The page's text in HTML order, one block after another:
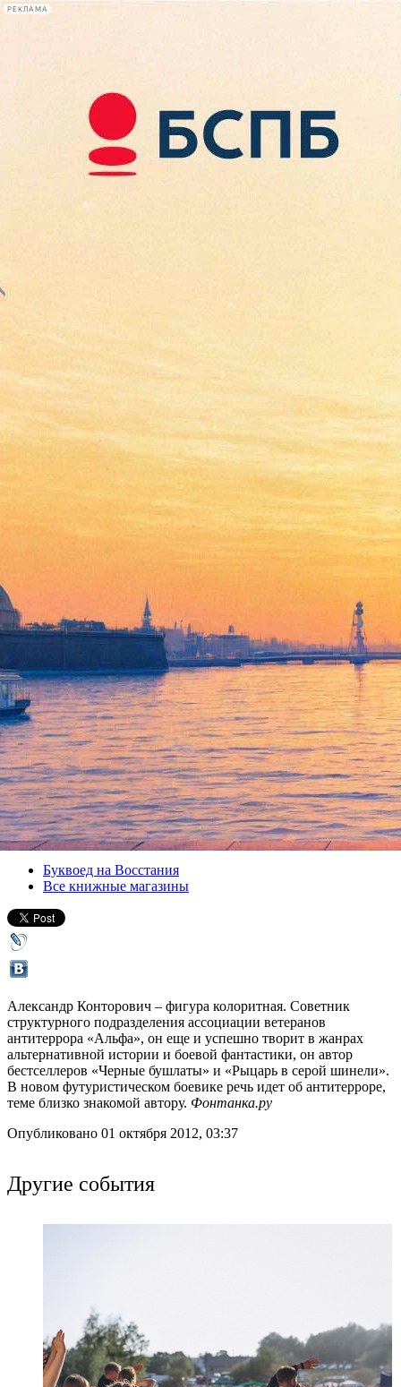
РЕКЛАМА
Сегодня:
2026.08.08
08:30
Афиша Plus
Встреча с Александром
Конторовичем. Презентация
книги «Имперец. Книга I.
Живым не брать!»
03 октября 2012, среда,19.00
Версия для печати
Все книги
Буквоед на Восстания
Все книжные магазины
Александр Конторович – фигура колоритная. Советник
структурного подразделения ассоциации ветеранов
антитеррора «Альфа», он еще и успешно творит в жанрах
альтернативной истории и боевой фантастики, он автор
бестселлеров «Черные бушлаты» и «Рыцарь в серой шинели».
В новом футуристическом боевике речь идет об антитерроре,
теме близко знакомой автору. Фонтанка.ру
Опубликовано 01 октября 2012, 03:37
Другие события